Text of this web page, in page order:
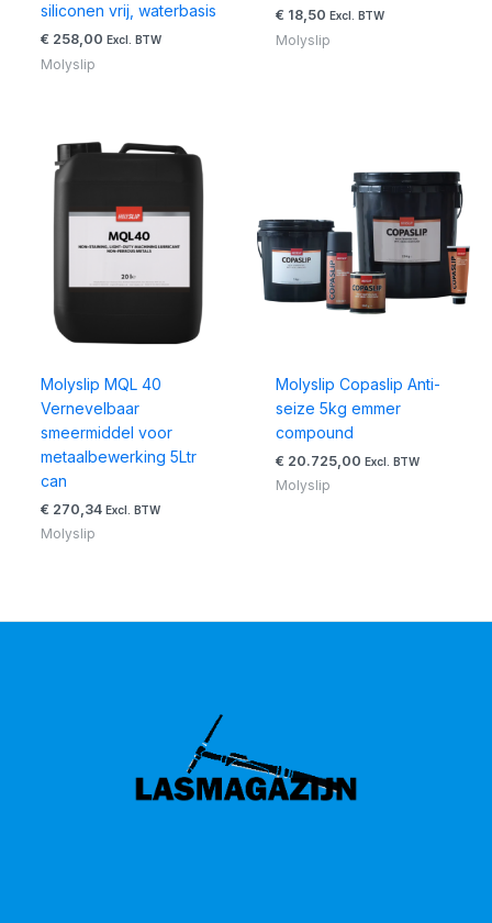
siliconen vrij, waterbasis
€ 258,00 Excl. BTW
Molyslip
€ 18,50 Excl. BTW
Molyslip
Molyslip MQL 40
Vernevelbaar
smeermiddel voor
metaalbewerking 5Ltr
can
€ 270,34 Excl. BTW
Molyslip
Molyslip Copaslip Anti-
seize 5kg emmer
compound
€ 20.725,00 Excl. BTW
Molyslip